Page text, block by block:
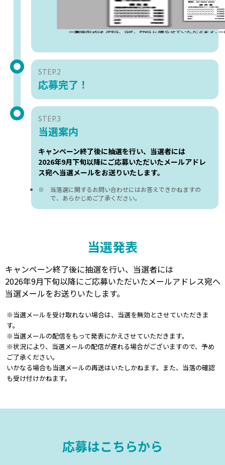
STEP.2
応募完了！
STEP.3
当選案内
キャンペーン終了後に抽選を行い、当選者には
2026年9月下旬以降にご応募いただいたメールアドレ
ス宛へ当選メールをお送りいたします。
当落選に関するお問い合わせにはお答えできかねますの
で、あらかじめご了承ください。
当選発表
キャンペーン終了後に抽選を行い、当選者には
2026年9月下旬以降にご応募いただいたメールアドレス宛へ
当選メールをお送りいたします。
※当選メールを受け取れない場合は、当選を無効とさせていただきま
す。
※当選メールの配信をもって発表にかえさせていただきます。
※状況により、当選メールの配信が遅れる場合がございますので、予め
ご了承ください。
いかなる場合も当選メールの再送はいたしかねます。また、当落の確認
も受け付けかねます。
応募はこちらから